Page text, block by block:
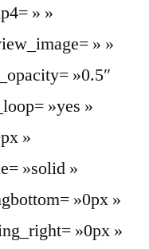
» »
» »
»0.5″
»yes »
»
»solid »
»0px »
»0px »